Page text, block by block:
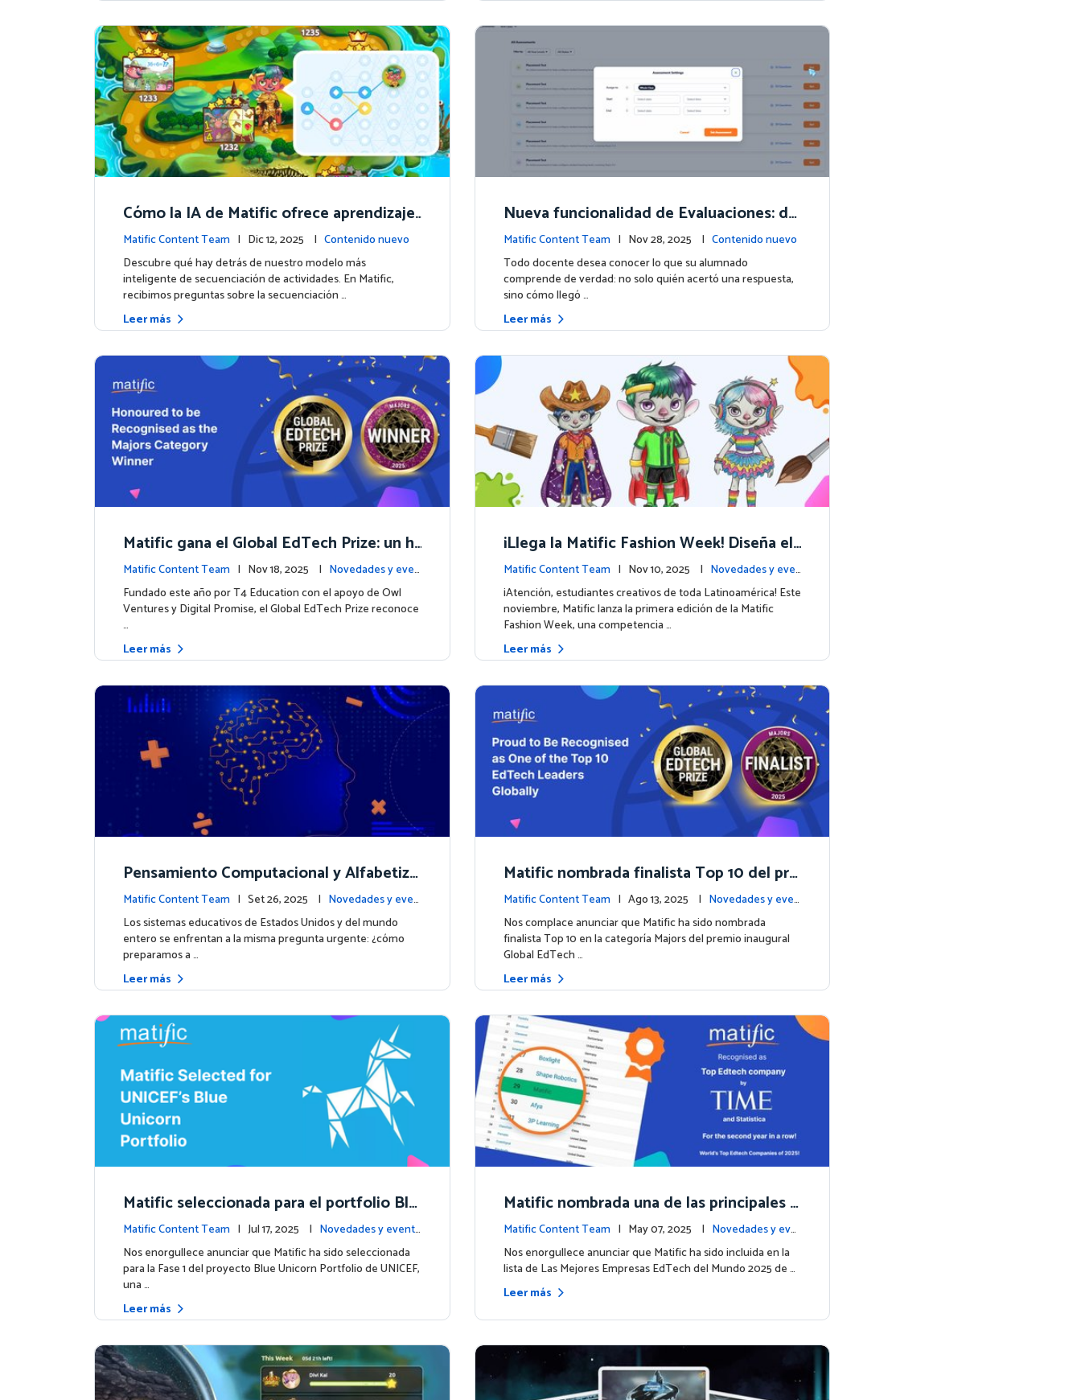
Cómo la IA de Matific ofrece aprendizaje
personalizado en la Isla de Aventuras
Matific Content Team | Dic 12, 2025 | Contenido nuevo
Descubre qué hay detrás de nuestro modelo más
inteligente de secuenciación de actividades. En Matific,
recibimos preguntas sobre la secuenciación …
Leer más
Nueva funcionalidad de Evaluaciones: de
scubre lo que tus estudiantes realmente
saben
Matific Content Team | Nov 28, 2025 | Contenido nuevo
Todo docente desea conocer lo que su alumnado
comprende de verdad: no solo quién acertó una respuesta,
sino cómo llegó …
Leer más
Matific gana el Global EdTech Prize: un hi
to para la educación digital en matemátic
as
Matific Content Team | Nov 18, 2025 | Novedades y even
tos
Fundado este año por T4 Education con el apoyo de Owl
Ventures y Digital Promise, el Global EdTech Prize reconoce
…
Leer más
¡Llega la Matific Fashion Week! Diseña el
próximo look de nuestros personajes
Matific Content Team | Nov 10, 2025 | Novedades y eve
ntos
¡Atención, estudiantes creativos de toda Latinoamérica! Este
noviembre, Matific lanza la primera edición de la Matific
Fashion Week, una competencia …
Leer más
Pensamiento Computacional y Alfabetiza
ción en Datos: Por qué las Matemáticas d
eben liderar el camino
Matific Content Team | Set 26, 2025 | Novedades y even
tos
Los sistemas educativos de Estados Unidos y del mundo
entero se enfrentan a la misma pregunta urgente: ¿cómo
preparamos a …
Leer más
Matific nombrada finalista Top 10 del pre
mio inaugural Global EdTech Prize
Matific Content Team | Ago 13, 2025 | Novedades y even
tos
Nos complace anunciar que Matific ha sido nombrada
finalista Top 10 en la categoría Majors del premio inaugural
Global EdTech …
Leer más
Matific seleccionada para el portfolio Blu
e Unicorn de UNICEF: Comienza una nuev
a etapa
Matific Content Team | Jul 17, 2025 | Novedades y event
os
Nos enorgullece anunciar que Matific ha sido seleccionada
para la Fase 1 del proyecto Blue Unicorn Portfolio de UNICEF,
una …
Leer más
Matific nombrada una de las principales e
mpresas EdTech del mundo por TIME en
2025
Matific Content Team | May 07, 2025 | Novedades y eve
ntos
Nos enorgullece anunciar que Matific ha sido incluida en la
lista de Las Mejores Empresas EdTech del Mundo 2025 de …
Leer más